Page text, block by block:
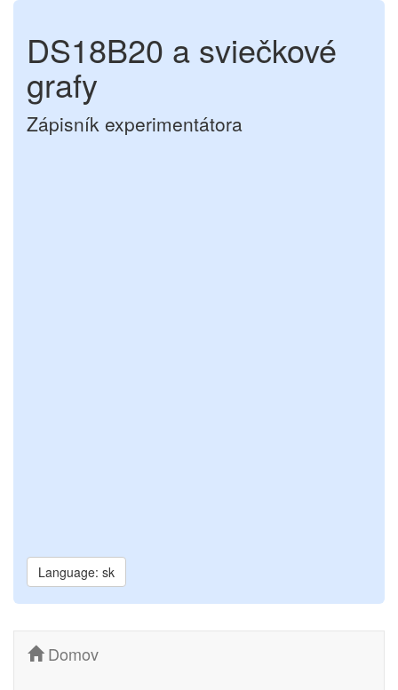
DS18B20 a sviečkové
grafy
Zápisník experimentátora
Language: sk
Domov